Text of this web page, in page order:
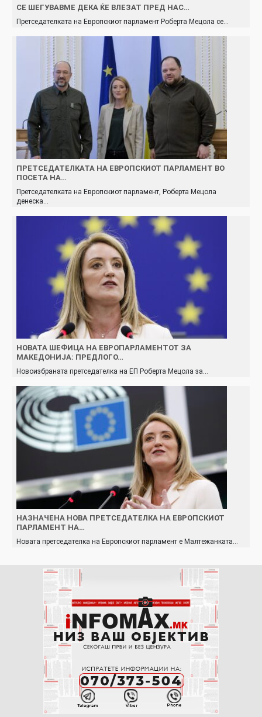
СЕ ШЕГУВАВМЕ ДЕКА ЌЕ ВЛЕЗАТ ПРЕД НАС…
Претседателката на Европскиот парламент Роберта Мецола се…
ПРЕТСЕДАТЕЛКАТА НА ЕВРОПСКИОТ ПАРЛАМЕНТ ВО
ПОСЕТА НА…
Претседателката на Европскиот парламент, Роберта Мецола
денеска…
НОВАТА ШЕФИЦА НА ЕВРОПАРЛАМЕНТОТ ЗА
МАКЕДОНИЈА: ПРЕДЛОГО…
Новоизбраната претседателка на ЕП Роберта Мецола за…
НАЗНАЧЕНА НОВА ПРЕТСЕДАТЕЛКА НА ЕВРОПСКИОТ
ПАРЛАМЕНТ НА…
Новата претседателка на Европскиот парламент е Малтежанката…